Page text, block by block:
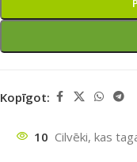
Kopīgot:
10 Cilvēki, kas